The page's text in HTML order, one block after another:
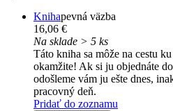
Knihapevná väzba
16,06 €
Na sklade > 5 ks
Táto kniha sa môže na cestu
okamžite! Ak si ju objednáte
odošleme vám ju ešte dnes,
pracovný deň.
Pridať do zoznamu